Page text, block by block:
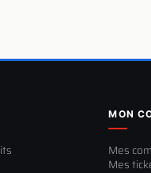
MON
Mes
Mes